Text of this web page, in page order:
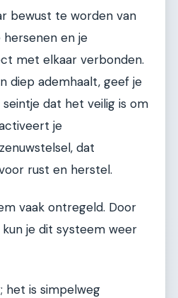
bewust te worden van
hersenen en je
met elkaar verbonden.
diep ademhaalt, geef je
dat het veilig is om
je
dat
rust en herstel.
vaak ontregeld. Door
je dit systeem weer
het is simpelweg